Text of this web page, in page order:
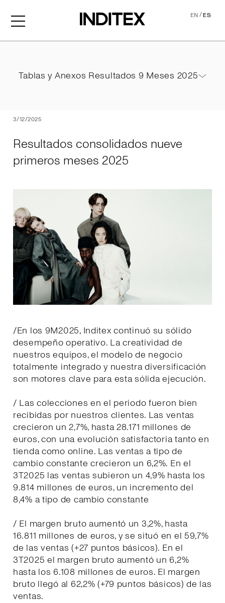
EN/ES
3/12/2025
Resultados consolidados nueve
primeros meses 2025
/En los 9M2025, Inditex continuó su sólido
desempeño operativo. La creatividad de
nuestros equipos, el modelo de negocio
totalmente integrado y nuestra diversificación
son motores clave para esta sólida ejecución.
/ Las colecciones en el periodo fueron bien
recibidas por nuestros clientes. Las ventas
crecieron un 2,7%, hasta 28.171 millones de
euros, con una evolución satisfactoria tanto en
tienda como online. Las ventas a tipo de
cambio constante crecieron un 6,2%. En el
3T2025 las ventas subieron un 4,9% hasta los
9.814 millones de euros, un incremento del
8,4% a tipo de cambio constante
/ El margen bruto aumentó un 3,2%, hasta
16.811 millones de euros, y se situó en el 59,7%
de las ventas (+27 puntos básicos). En el
3T2025 el margen bruto aumentó un 6,2%
hasta los 6.108 millones de euros. El margen
bruto llegó al 62,2% (+79 puntos básicos) de las
ventas.
Tablas y Anexos Resultados 9 Meses 2025